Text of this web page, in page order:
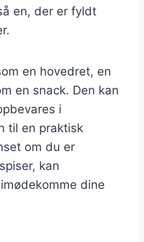
en, der er fyldt
en hovedret, en
en snack. Den kan
i
til en praktisk
om du er
kan
dine